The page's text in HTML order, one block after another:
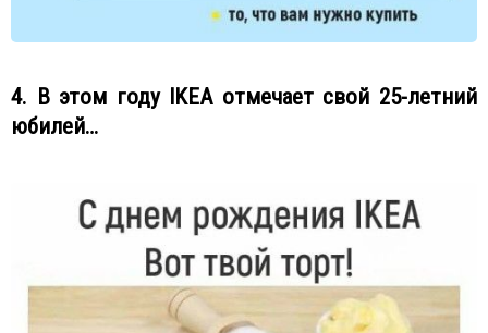
4. В этом году IKEA отмечает свой 25-летний
юбилей…